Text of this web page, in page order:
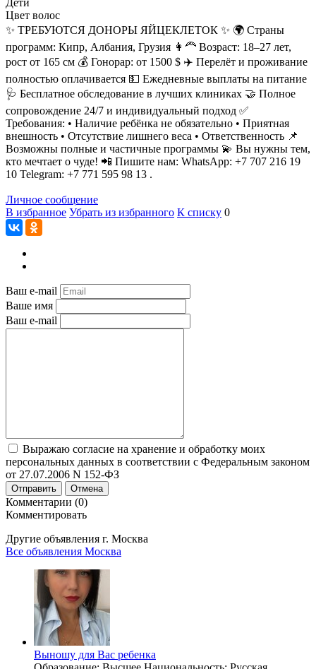
Цвет волос
✨ ТРЕБУЮТСЯ ДОНОРЫ ЯЙЦЕКЛЕТОК ✨ 🌍 Страны
программ: Кипр, Албания, Грузия 👩‍🦰 Возраст: 18–27 лет,
рост от 165 см 💰 Гонорар: от 1500 $ ✈️ Перелёт и проживание
полностью оплачивается 💵 Ежедневные выплаты на питание
🩺 Бесплатное обследование в лучших клиниках 🤝 Полное
сопровождение 24/7 и индивидуальный подход ✅
Требования: • Наличие ребёнка не обязательно • Приятная
внешность • Отсутствие лишнего веса • Ответственность 📌
Возможны полные и частичные программы 💫 Вы нужны тем,
кто мечтает о чуде! 📲 Пишите нам: WhatsApp: +7 707 216 19
10 Telegram: +7 771 595 98 13 .
Личное сообщение
В избранное Убрать из избранного К списку 0
Ваш e-mail
Ваше имя
Ваш e-mail
Выражаю согласие на хранение и обработку моих
персональных данных в соответствии с Федеральным законом
от 27.07.2006 N 152-ФЗ
Отправить Отмена
Комментарии (0)
Комментировать
Другие объявления г. Москва
Все объявления Москва
Выношу для Вас ребенка